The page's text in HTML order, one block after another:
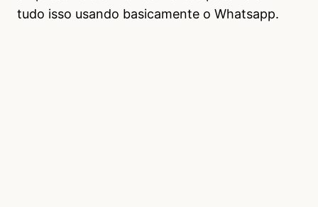
tudo isso usando basicamente o Whatsapp.